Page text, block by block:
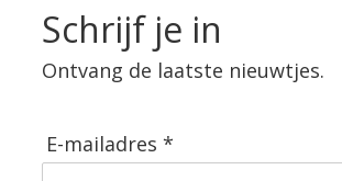
Schrijf je in
Ontvang de laatste nieuwtjes.
E-mailadres *